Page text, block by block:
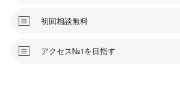
初回相談無料
アクセス№1を目指す